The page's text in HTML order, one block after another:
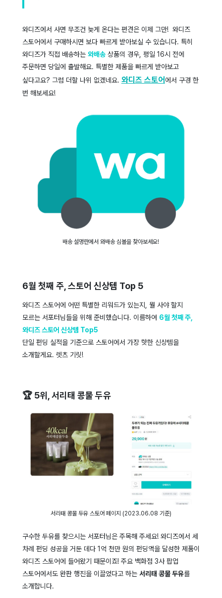
와디즈에서 사면 무조건 늦게 온다는 편견은 이제 그만! 와디즈
스토어에서 구매하시면 보다 빠르게 받아보실 수 있습니다. 특히
와디즈가 직접 배송하는 와배송상품의 경우, 평일 16시 전에
주문하면 당일에 출발해요. 특별한 제품을 빠르게 받아보고
싶다고요? 그럼 더할 나위 없겠네요. 와디즈 스토어 에서 구경 한
번 해보세요!
배송 설명란에서 와배송 심볼을 찾아보세요!
6월 첫째 주, 스토어 신상템 Top 5
와디즈 스토어에 어떤 특별한 리워드가 있는지, 뭘 사야 할지
모르는 서포터님들을 위해 준비했습니다. 이름하여 6월 첫째 주,
와디즈 스토어 신상템 Top5
단일 펀딩 실적을 기준으로 스토어에서 가장 핫한 신상템을
소개할게요. 렛츠 기릿!
🏆 5위, 서리태 콩물 두유
서리태 콩물 두유 스토어 페이지 (2023.06.08 기준)
구수한 두유를 찾으시는 서포터님은 주목해 주세요! 와디즈에서 세
차례 펀딩 성공을 거둔 데다 1억 천만 원의 펀딩액을 달성한 제품이
와디즈 스토어에 들어왔기 때문이죠! 주요 백화점 3사 팝업
스토어에서도 완판 행진을 이끌었다고 하는 서리태 콩물 두유를
소개합니다.